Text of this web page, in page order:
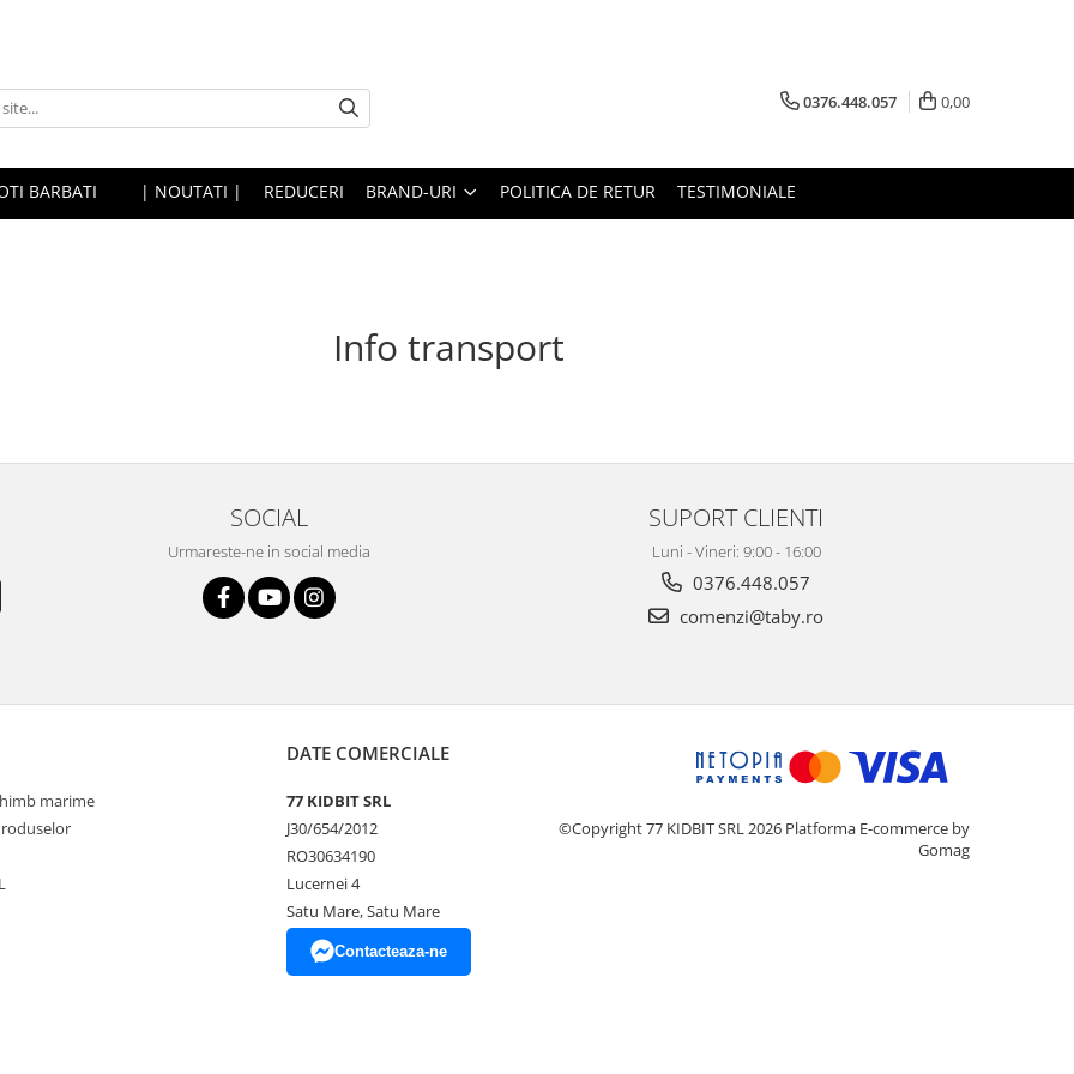
0376.448.057 0,00
BARBATI | NOUTATI | REDUCERI BRAND-URI POLITICA DE RETUR TESTIMONIALE
Info transport
SOCIAL
Urmareste-ne in social media
SUPORT CLIENTI
Luni - Vineri: 9:00 - 16:00
0376.448.057
comenzi@taby.ro
marime
DATE COMERCIALE
77 KIDBIT SRL
J30/654/2012
RO30634190
Lucernei 4
Satu Mare, Satu Mare
Contacteaza-ne
©Copyright 77 KIDBIT SRL 2026 Platforma E-commerce by
Gomag